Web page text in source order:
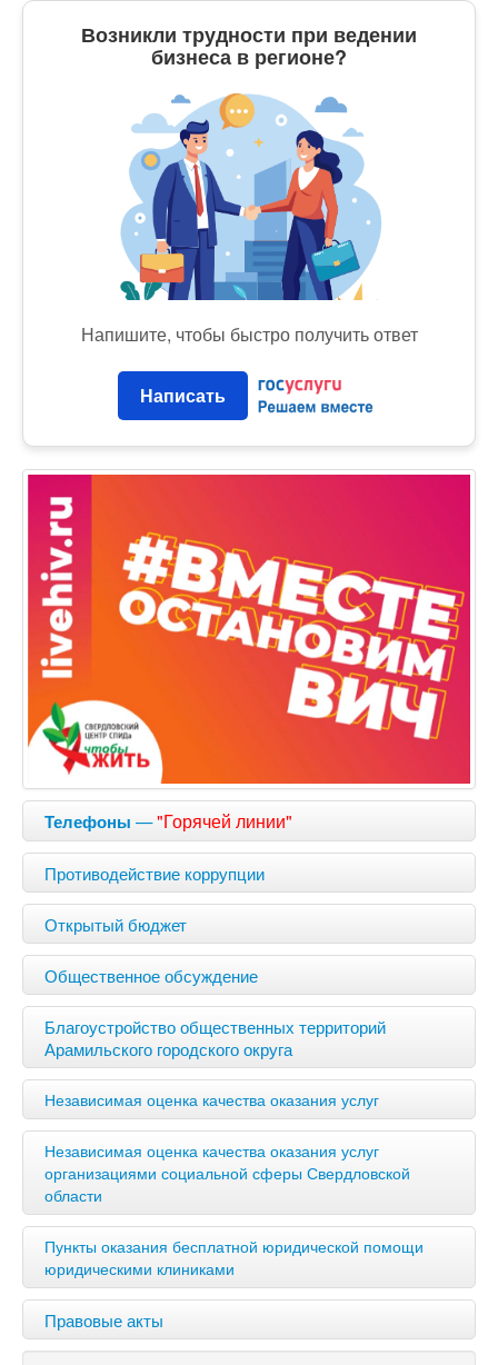
Возникли трудности при ведении
бизнеса в регионе?
Напишите, чтобы быстро получить ответ
Написать
Телефоны —"Горячей линии"
Противодействие коррупции
Открытый бюджет
Общественное обсуждение
Благоустройство общественных территорий
Арамильского городского округа
Независимая оценка качества оказания услуг
Независимая оценка качества оказания услуг
организациями социальной сферы Свердловской
области
Пункты оказания бесплатной юридической помощи
юридическими клиниками
Правовые акты